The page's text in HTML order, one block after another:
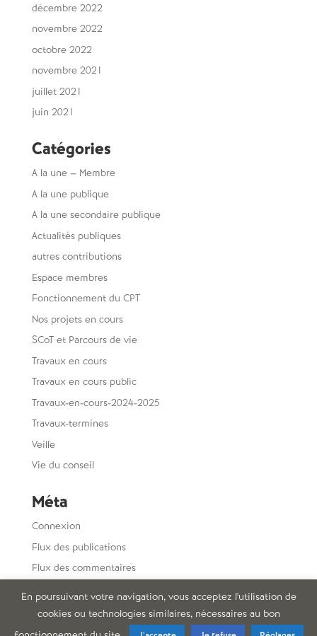
décembre 2022
novembre 2022
octobre 2022
novembre 2021
juillet 2021
juin 2021
Catégories
A la une – Membre
A la une publique
A la une secondaire publique
Actualités publiques
autres contributions
Espace membres
Fonctionnement du CPT
Nos projets en cours
SCoT et Parcours de vie
Travaux en cours
Travaux en cours public
Travaux-en-cours-2024-2025
Travaux-termines
Veille
Vie du conseil
Méta
Connexion
Flux des publications
Flux des commentaires
En poursuivant votre navigation, vous acceptez l'utilisation de
cookies ou technologies similaires, nécessaires au bon